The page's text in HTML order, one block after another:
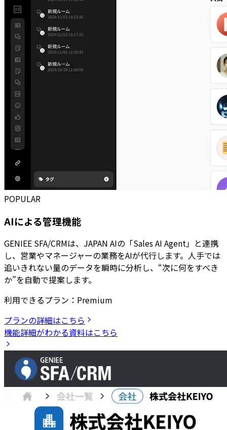
POPULAR
AIによる管理機能
GENIEE SFA/CRMは、JAPAN AIの「Sales AI Agent」と連携
し、営業やマネージャーの業務をAIが代行します。人手では
追いきれない量のデータを瞬時に分析し、“次に何をすべき
か”を自動で提案します。
利用できるプラン： Premium
プランの詳細はこちら
機能詳細がわかる資料はこちら